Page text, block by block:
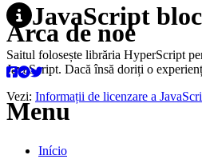
JavaScript
Saitul folosește librăria HyperScript
JavaScript. Dacă însă doriți o
Vezi: Informații de licenzare a
Arca de noé
Menu
Início